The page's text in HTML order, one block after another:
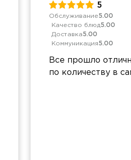
5
Обслуживание5.00
Качество блюд5.00
Доставка5.00
Коммуникация5.00
Все прошло
по количеству в